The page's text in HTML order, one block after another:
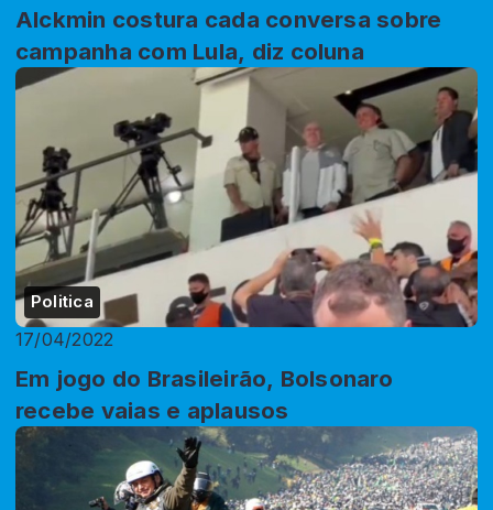
Alckmin costura cada conversa sobre
campanha com Lula, diz coluna
Politica
17/04/2022
Em jogo do Brasileirão, Bolsonaro
recebe vaias e aplausos